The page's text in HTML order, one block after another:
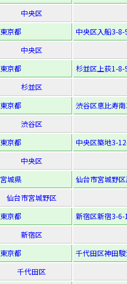
中央区
東京都
中央区入船3-8-
中央区
東京都
杉並区上荻1-8-
杉並区
東京都
渋谷区恵比寿
渋谷区
東京都
中央区築地3-
中央区
宮城県
仙台市宮城野
仙台市宮城野区
東京都
新宿区新宿3-6-
新宿区
東京都
千代田区神田
千代田区